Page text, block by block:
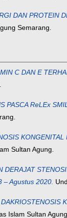
DAN PROTEIN
Semarang.
C DAN E
PASCA ReLEx
Sultan Agung.
DERAJAT
– Agustus 2020.
Islam Sultan